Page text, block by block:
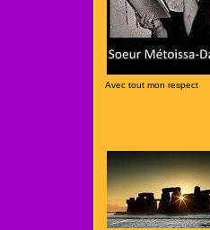
Avec tout mon respect